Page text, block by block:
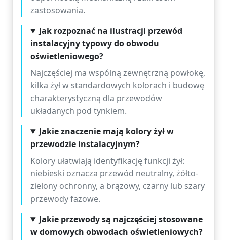
zastosowania.
Jak rozpoznać na ilustracji przewód
instalacyjny typowy do obwodu
oświetleniowego?
Najczęściej ma wspólną zewnętrzną powłokę,
kilka żył w standardowych kolorach i budowę
charakterystyczną dla przewodów
układanych pod tynkiem.
Jakie znaczenie mają kolory żył w
przewodzie instalacyjnym?
Kolory ułatwiają identyfikację funkcji żył:
niebieski oznacza przewód neutralny, żółto-
zielony ochronny, a brązowy, czarny lub szary
przewody fazowe.
Jakie przewody są najczęściej stosowane
w domowych obwodach oświetleniowych?